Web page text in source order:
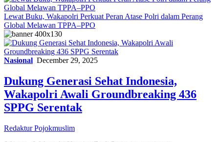
Lewat Buku, Wakapolri Perkuat Peran Atase Polri dalam Perang
Global Melawan TPPA–PPO
Nasional December 29, 2025
Dukung Generasi Sehat Indonesia,
Wakapolri Awali Groundbreaking 436
SPPG Serentak
Redaktur Pojokmuslim